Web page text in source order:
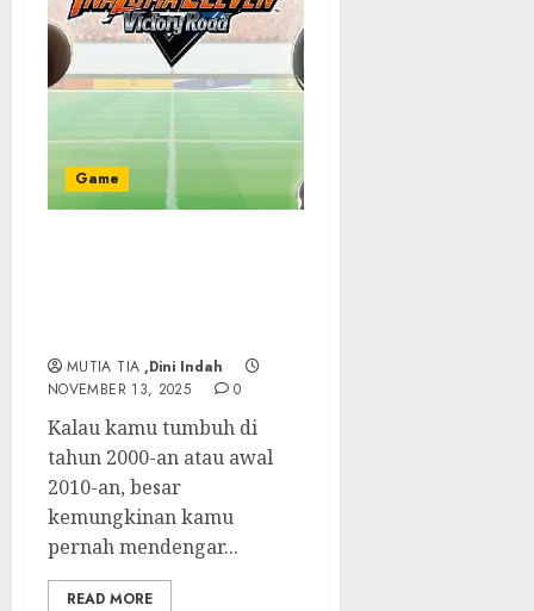
Game
MUTIA TIA ,Dini Indah
NOVEMBER 13, 2025
0
Kalau kamu tumbuh di
tahun 2000-an atau awal
2010-an, besar
kemungkinan kamu
pernah mendengar...
READ MORE